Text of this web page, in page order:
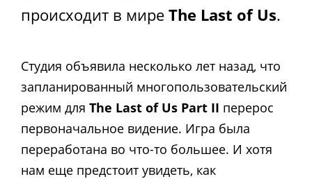
происходит в мире The Last of Us.
Студия объявила несколько лет назад, что
запланированный многопользовательский
режим для The Last of Us Part II перерос
первоначальное видение. Игра была
переработана во что-то большее. И хотя
нам еще предстоит увидеть, как